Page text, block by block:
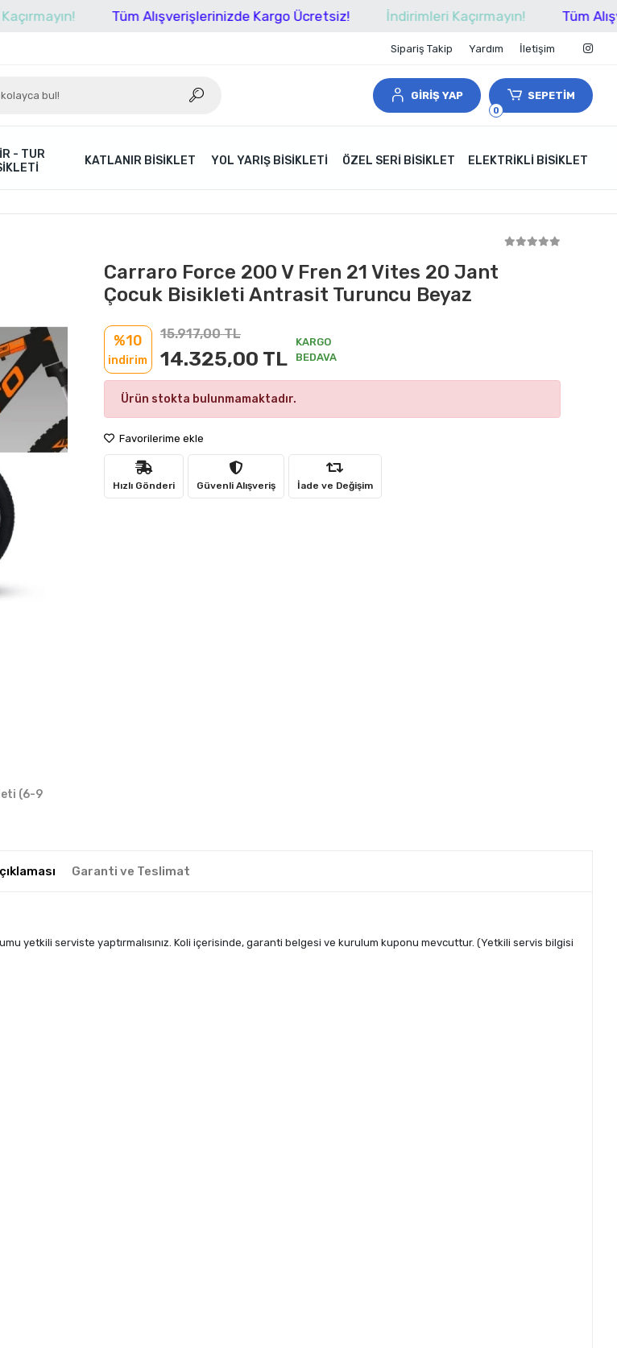
Tüm Alışverişlerinizde Kargo Ücretsiz! İndirimleri Kaçırmayın! Tüm
Sipariş Takip Yardım İletişim
GİRİŞ YAP
0
SEPETİM
- TUR
KATLANIR BISIKLET YOL YARIŞ BISIKLETI ÖZEL SERI BISIKLET ELEKTRIKLI BISIKLET
(6-9
Carraro Force 200 V Fren 21 Vites 20 Jant
Çocuk Bisikleti Antrasit Turuncu Beyaz
%10
indirim
15.917,00 TL
14.325,00 TL
KARGO
BEDAVA
Ürün stokta bulunmamaktadır.
Favorilerime ekle
Hızlı Gönderi Güvenli Alışveriş İade ve Değişim
Garanti ve Teslimat
yetkili serviste yaptırmalısınız. Koli içerisinde, garanti belgesi ve kurulum kuponu mevcuttur. (Yetkili servis bilgisi